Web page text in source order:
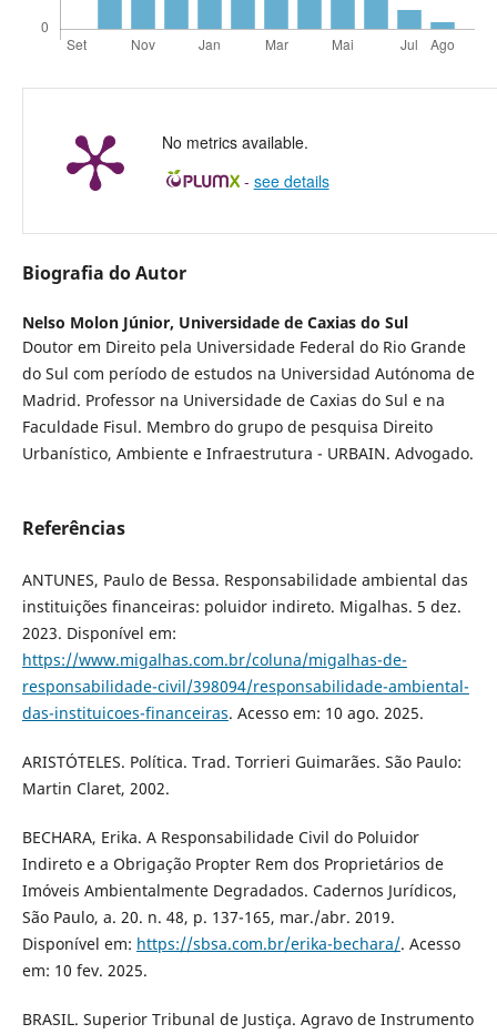
No metrics available.
- see details
Biografia do Autor
Nelso Molon Júnior, Universidade de Caxias do Sul
Doutor em Direito pela Universidade Federal do Rio Grande
do Sul com período de estudos na Universidad Autónoma de
Madrid. Professor na Universidade de Caxias do Sul e na
Faculdade Fisul. Membro do grupo de pesquisa Direito
Urbanístico, Ambiente e Infraestrutura - URBAIN. Advogado.
Referências
ANTUNES, Paulo de Bessa. Responsabilidade ambiental das
instituições financeiras: poluidor indireto. Migalhas. 5 dez.
2023. Disponível em:
https://www.migalhas.com.br/coluna/migalhas-de-
responsabilidade-civil/398094/responsabilidade-ambiental-
das-instituicoes-financeiras. Acesso em: 10 ago. 2025.
ARISTÓTELES. Política. Trad. Torrieri Guimarães. São Paulo:
Martin Claret, 2002.
BECHARA, Erika. A Responsabilidade Civil do Poluidor
Indireto e a Obrigação Propter Rem dos Proprietários de
Imóveis Ambientalmente Degradados. Cadernos Jurídicos,
São Paulo, a. 20. n. 48, p. 137-165, mar./abr. 2019.
Disponível em: https://sbsa.com.br/erika-bechara/. Acesso
em: 10 fev. 2025.
BRASIL. Superior Tribunal de Justiça. Agravo de Instrumento